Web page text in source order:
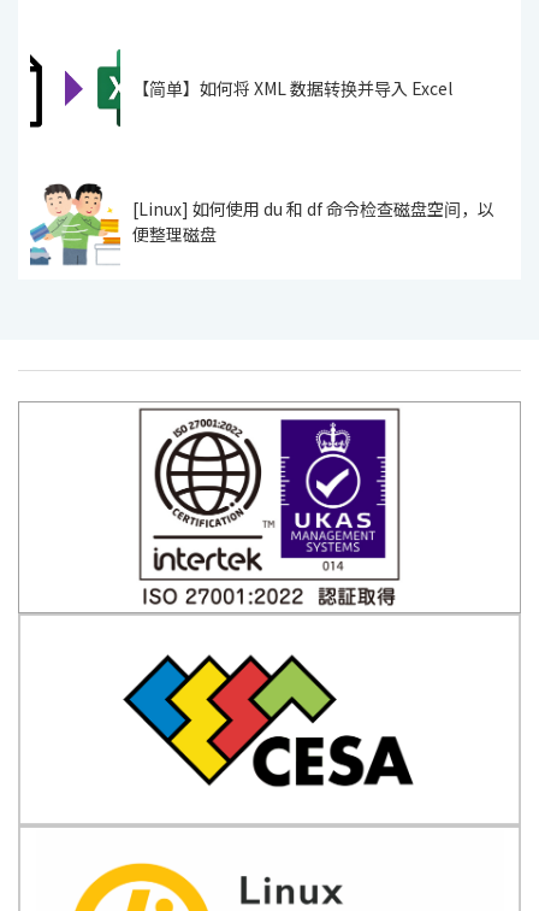
【简单】如何将 XML 数据转换并导入 Excel
[Linux] 如何使用 du 和 df 命令检查磁盘空间，以
便整理磁盘